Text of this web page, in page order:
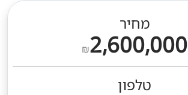
מחיר
₪2,600,000
טלפון